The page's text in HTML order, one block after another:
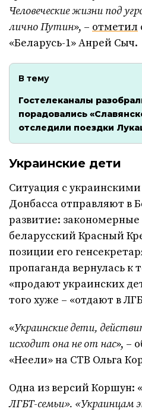
Человеческие жизни под
лично Путин», – отметил
«Беларусь-1» Анрей Сыч.
В тему
Гостелеканалы
порадовались
отследили поездки
Украинские дети
Ситуация с
Донбасса отправляют в
развитие:
беларусский Красный
позиции его
пропаганда вернулась к
«продают украинских
того хуже – «отдают в
«Украинские дети,
исходит она не от нас», –
«Неели» на СТВ Ольга
Одна из версий Коршун: «
ЛГБТ-семьи». «Украинцам